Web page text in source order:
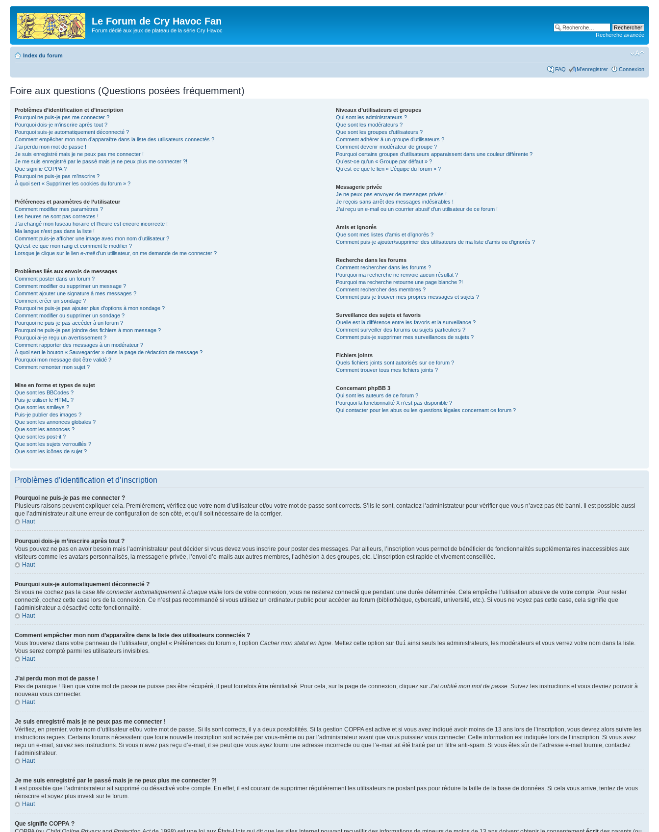
Le Forum de Cry Havoc Fan
Forum dédié aux jeux de plateau de la série Cry Havoc
Recherche avancée
Index du forum
FAQ M’enregistrer Connexion
Foire aux questions (Questions posées fréquemment)
Problèmes d’identification et d’inscription
Pourquoi ne puis-je pas me connecter ?
Pourquoi dois-je m’inscrire après tout ?
Pourquoi suis-je automatiquement déconnecté ?
Comment empêcher mon nom d’apparaître dans la liste des utilisateurs connectés ?
J’ai perdu mon mot de passe !
Je suis enregistré mais je ne peux pas me connecter !
Je me suis enregistré par le passé mais je ne peux plus me connecter ?!
Que signifie COPPA ?
Pourquoi ne puis-je pas m’inscrire ?
À quoi sert « Supprimer les cookies du forum » ?
Préférences et paramètres de l’utilisateur
Comment modifier mes paramètres ?
Les heures ne sont pas correctes !
J’ai changé mon fuseau horaire et l’heure est encore incorrecte !
Ma langue n’est pas dans la liste !
Comment puis-je afficher une image avec mon nom d’utilisateur ?
Qu’est-ce que mon rang et comment le modifier ?
Lorsque je clique sur le lien e-maild’un utilisateur, on me demande de me connecter ?
Problèmes liés aux envois de messages
Comment poster dans un forum ?
Comment modifier ou supprimer un message ?
Comment ajouter une signature à mes messages ?
Comment créer un sondage ?
Pourquoi ne puis-je pas ajouter plus d’options à mon sondage ?
Comment modifier ou supprimer un sondage ?
Pourquoi ne puis-je pas accéder à un forum ?
Pourquoi ne puis-je pas joindre des fichiers à mon message ?
Pourquoi ai-je reçu un avertissement ?
Comment rapporter des messages à un modérateur ?
À quoi sert le bouton « Sauvegarder » dans la page de rédaction de message ?
Pourquoi mon message doit être validé ?
Comment remonter mon sujet ?
Mise en forme et types de sujet
Que sont les BBCodes ?
Puis-je utiliser le HTML ?
Que sont les smileys ?
Puis-je publier des images ?
Que sont les annonces globales ?
Que sont les annonces ?
Que sont les post-it ?
Que sont les sujets verrouillés ?
Que sont les icônes de sujet ?
Niveaux d’utilisateurs et groupes
Qui sont les administrateurs ?
Que sont les modérateurs ?
Que sont les groupes d’utilisateurs ?
Comment adhérer à un groupe d’utilisateurs ?
Comment devenir modérateur de groupe ?
Pourquoi certains groupes d’utilisateurs apparaissent dans une couleur différente ?
Qu’est-ce qu’un « Groupe par défaut » ?
Qu’est-ce que le lien « L’équipe du forum » ?
Messagerie privée
Je ne peux pas envoyer de messages privés !
Je reçois sans arrêt des messages indésirables !
J’ai reçu un e-mail ou un courrier abusif d’un utilisateur de ce forum !
Amis et ignorés
Que sont mes listes d’amis et d’ignorés ?
Comment puis-je ajouter/supprimer des utilisateurs de ma liste d’amis ou d’ignorés ?
Recherche dans les forums
Comment rechercher dans les forums ?
Pourquoi ma recherche ne renvoie aucun résultat ?
Pourquoi ma recherche retourne une page blanche ?!
Comment rechercher des membres ?
Comment puis-je trouver mes propres messages et sujets ?
Surveillance des sujets et favoris
Quelle est la différence entre les favoris et la surveillance ?
Comment surveiller des forums ou sujets particuliers ?
Comment puis-je supprimer mes surveillances de sujets ?
Fichiers joints
Quels fichiers joints sont autorisés sur ce forum ?
Comment trouver tous mes fichiers joints ?
Concernant phpBB 3
Qui sont les auteurs de ce forum ?
Pourquoi la fonctionnalité X n’est pas disponible ?
Qui contacter pour les abus ou les questions légales concernant ce forum ?
Problèmes d’identification et d’inscription
Pourquoi ne puis-je pas me connecter ?
Plusieurs raisons peuvent expliquer cela. Premièrement, vérifiez que votre nom d’utilisateur et/ou votre mot de passe sont corrects. S’ils le sont, contactez l’administrateur pour vérifier que vous n’avez pas été banni. Il est possible aussi
que l’administrateur ait une erreur de configuration de son côté, et qu’il soit nécessaire de la corriger.
Haut
Pourquoi dois-je m’inscrire après tout ?
Vous pouvez ne pas en avoir besoin mais l’administrateur peut décider si vous devez vous inscrire pour poster des messages. Par ailleurs, l’inscription vous permet de bénéficier de fonctionnalités supplémentaires inaccessibles aux
visiteurs comme les avatars personnalisés, la messagerie privée, l’envoi d’e-mails aux autres membres, l’adhésion à des groupes, etc. L’inscription est rapide et vivement conseillée.
Haut
Pourquoi suis-je automatiquement déconnecté ?
Si vous ne cochez pas la case Me connecter automatiquement à chaque visite lors de votre connexion, vous ne resterez connecté que pendant une durée déterminée. Cela empêche l’utilisation abusive de votre compte. Pour rester
connecté, cochez cette case lors de la connexion. Ce n’est pas recommandé si vous utilisez un ordinateur public pour accéder au forum (bibliothèque, cybercafé, université, etc.). Si vous ne voyez pas cette case, cela signifie que
l’administrateur a désactivé cette fonctionnalité.
Haut
Comment empêcher mon nom d’apparaître dans la liste des utilisateurs connectés ?
Vous trouverez dans votre panneau de l’utilisateur, onglet « Préférences du forum », l’option Cacher mon statut en ligne . Mettez cette option sur Oui ainsi seuls les administrateurs, les modérateurs et vous verrez votre nom dans la liste.
Vous serez compté parmi les utilisateurs invisibles.
Haut
J’ai perdu mon mot de passe !
Pas de panique ! Bien que votre mot de passe ne puisse pas être récupéré, il peut toutefois être réinitialisé. Pour cela, sur la page de connexion, cliquez sur J’ai oublié mon mot de passe . Suivez les instructions et vous devriez pouvoir à
nouveau vous connecter.
Haut
Je suis enregistré mais je ne peux pas me connecter !
Vérifiez, en premier, votre nom d’utilisateur et/ou votre mot de passe. Si ils sont corrects, il y a deux possibilités. Si la gestion COPPA est active et si vous avez indiqué avoir moins de 13 ans lors de l’inscription, vous devrez alors suivre les
instructions reçues. Certains forums nécessitent que toute nouvelle inscription soit activée par vous-même ou par l’administrateur avant que vous puissiez vous connecter. Cette information est indiquée lors de l’inscription. Si vous avez
reçu un e-mail, suivez ses instructions. Si vous n’avez pas reçu d’e-mail, il se peut que vous ayez fourni une adresse incorrecte ou que l’e-mail ait été traité par un filtre anti-spam. Si vous êtes sûr de l’adresse e-mail fournie, contactez
l’administrateur.
Haut
Je me suis enregistré par le passé mais je ne peux plus me connecter ?!
Il est possible que l’administrateur ait supprimé ou désactivé votre compte. En effet, il est courant de supprimer régulièrement les utilisateurs ne postant pas pour réduire la taille de la base de données. Si cela vous arrive, tentez de vous
réinscrire et soyez plus investi sur le forum.
Haut
Que signifie COPPA ?